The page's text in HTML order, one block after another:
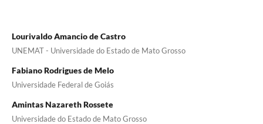
Lourivaldo Amancio de Castro
UNEMAT - Universidade do Estado de Mato Grosso
Fabiano Rodrigues de Melo
Universidade Federal de Goiás
Amintas Nazareth Rossete
Universidade do Estado de Mato Grosso